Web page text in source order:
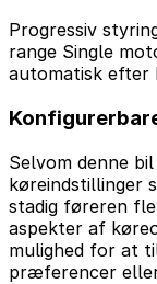
Progressiv
range Single
automatisk efter
Selvom denne
køreindstillinger
stadig føreren
aspekter af
mulighed for at
præferencer